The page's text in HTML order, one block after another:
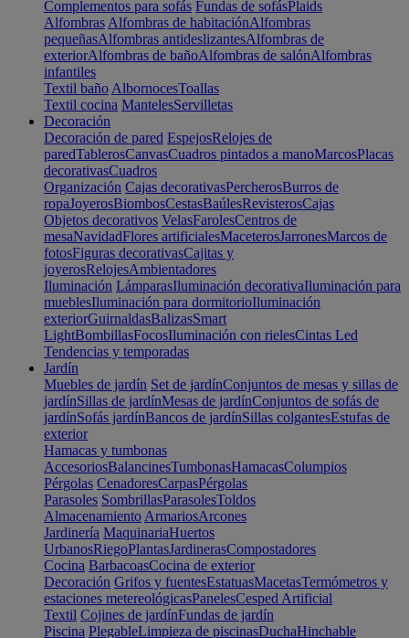
Complementos para sofás Fundas de sofásPlaids
Alfombras Alfombras de habitaciónAlfombras
pequeñasAlfombras antideslizantesAlfombras de
exteriorAlfombras de bañoAlfombras de salónAlfombras
infantiles
Textil baño AlbornocesToallas
Textil cocina MantelesServilletas
Decoración
Decoración de pared EspejosRelojes de
paredTablerosCanvasCuadros pintados a manoMarcosPlacas
decorativasCuadros
Organización Cajas decorativasPercherosBurros de
ropaJoyerosBiombosCestasBaúlesRevisterosCajas
Objetos decorativos VelasFarolesCentros de
mesaNavidadFlores artificialesMaceterosJarronesMarcos de
fotosFiguras decorativasCajitas y
joyerosRelojesAmbientadores
Iluminación LámparasIluminación decorativaIluminación para
mueblesIluminación para dormitorioIluminación
exteriorGuirnaldasBalizasSmart
LightBombillasFocosIluminación con rielesCintas Led
Tendencias y temporadas
Jardín
Muebles de jardín Set de jardínConjuntos de mesas y sillas de
jardínSillas de jardínMesas de jardínConjuntos de sofás de
jardínSofás jardínBancos de jardínSillas colgantesEstufas de
exterior
Hamacas y tumbonas
AccesoriosBalancinesTumbonasHamacasColumpios
Pérgolas CenadoresCarpasPérgolas
Parasoles SombrillasParasolesToldos
Almacenamiento ArmariosArcones
Jardinería MaquinariaHuertos
UrbanosRiegoPlantasJardinerasCompostadores
Cocina BarbacoasCocina de exterior
Decoración Grifos y fuentesEstatuasMacetasTermómetros y
estaciones metereológicasPanelesCesped Artificial
Textil Cojines de jardínFundas de jardín
Piscina PlegableLimpieza de piscinasDuchaHinchable